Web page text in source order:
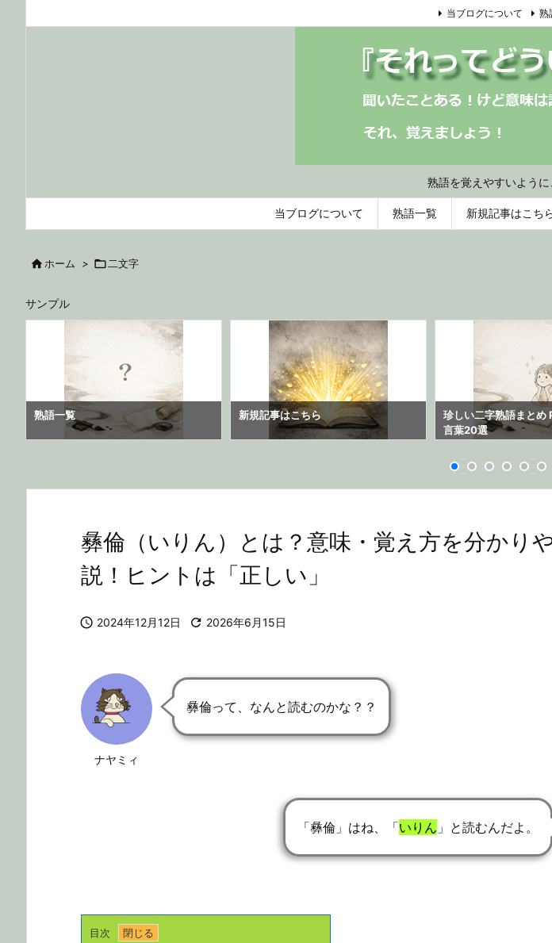
熟語を覚えやすいよう
当ブログについて 熟語一覧 新規記事はこち
当ブログについて 熟
 ホーム >  二文字
サンプル
熟語一覧 新規記事はこちら
珍しい二字熟語まとめ
言葉20選
彝倫（いりん）とは？意味・覚え方を分かり
説！ヒントは「正しい」
 2024年12月12日  2026年6月15日
ナヤミィ
彝倫って、なんと読むのかな？？
「彝倫」はね、「いりん 」と読むんだよ。
目次